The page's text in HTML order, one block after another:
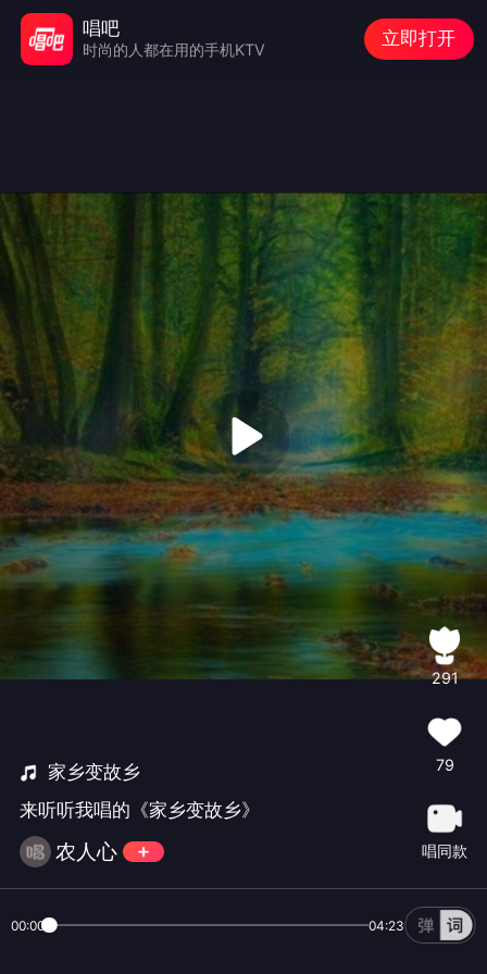
家乡变故乡
来听听我唱的《家乡变故乡》
农人心
291
79
唱同款
00:00 04:23
唱吧
时尚的人都在用的手机KTV
立即打开